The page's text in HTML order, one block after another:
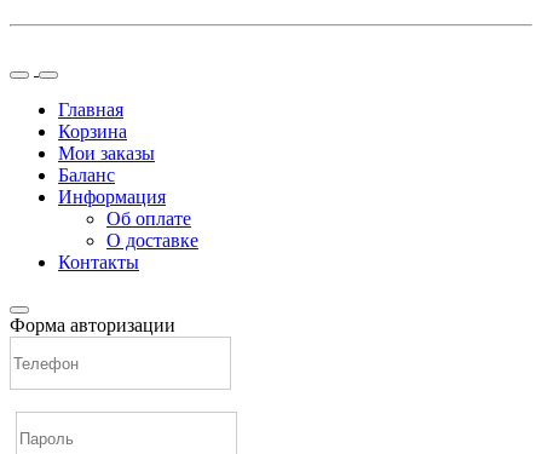
Главная
Корзина
Мои заказы
Баланс
Информация
Об оплате
О доставке
Контакты
Форма авторизации